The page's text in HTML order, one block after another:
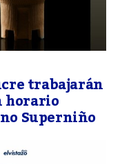
trabajarán
horario
Superniño